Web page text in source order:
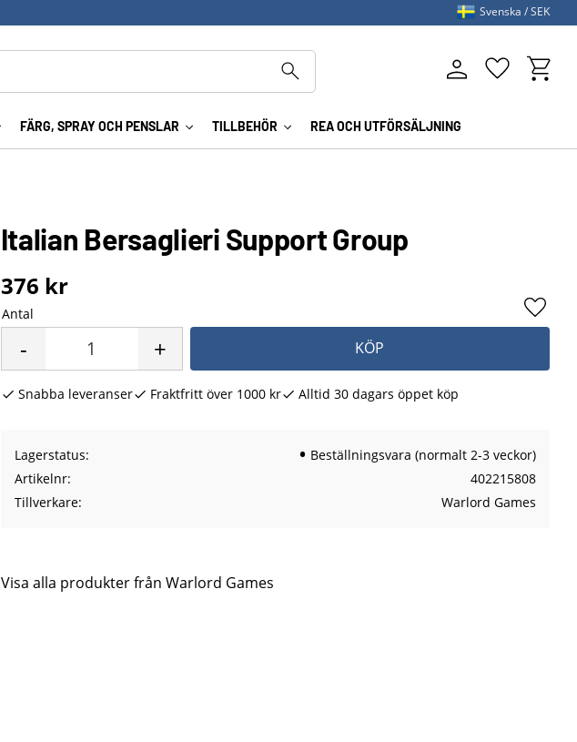
FÄRG, SPRAY OCH PENSLAR TILLBEHÖR REA OCH UTFÖRSÄLJNING
Favoriter
Svenska SEK
Italian Bersaglieri Support Group
376 kr
Antal
+
- KÖP
Lägg
Snabba leveranser Fraktfritt över 1000 kr Alltid 30 dagars öppet köp
Lagerstatus
Beställningsvara (normalt 2-3 veckor)
Artikelnr
402215808
Tillverkare
Warlord Games
Visa alla produkter från Warlord Games